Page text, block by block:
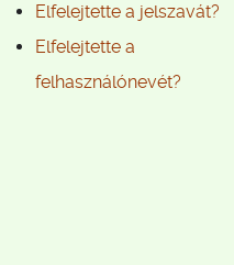
Elfelejtette a jelszavát?
Elfelejtette a
felhasználónevét?